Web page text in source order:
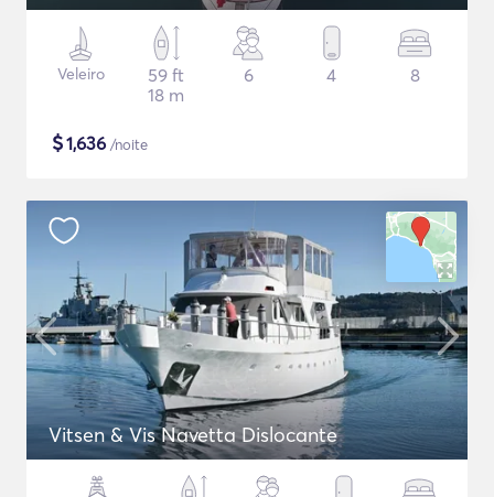
Veleiro
59 ft
18 m
6 4 8
$1,636 /noite
Vitsen & Vis Navetta Dislocante